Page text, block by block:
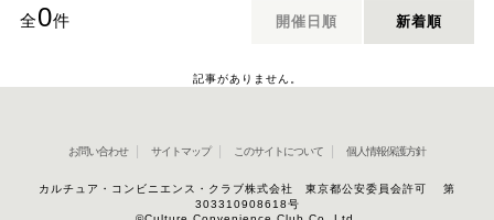
全0件 開催日順 新着順
記事がありません。
お問い合わせ サイトマップ このサイトについて 個人情報保護方針
カルチュア・コンビニエンス・クラブ株式会社 東京都公安委員会許可 第
303310908618号